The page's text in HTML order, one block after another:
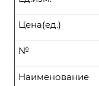
Цена(ед.)
№
Наименование